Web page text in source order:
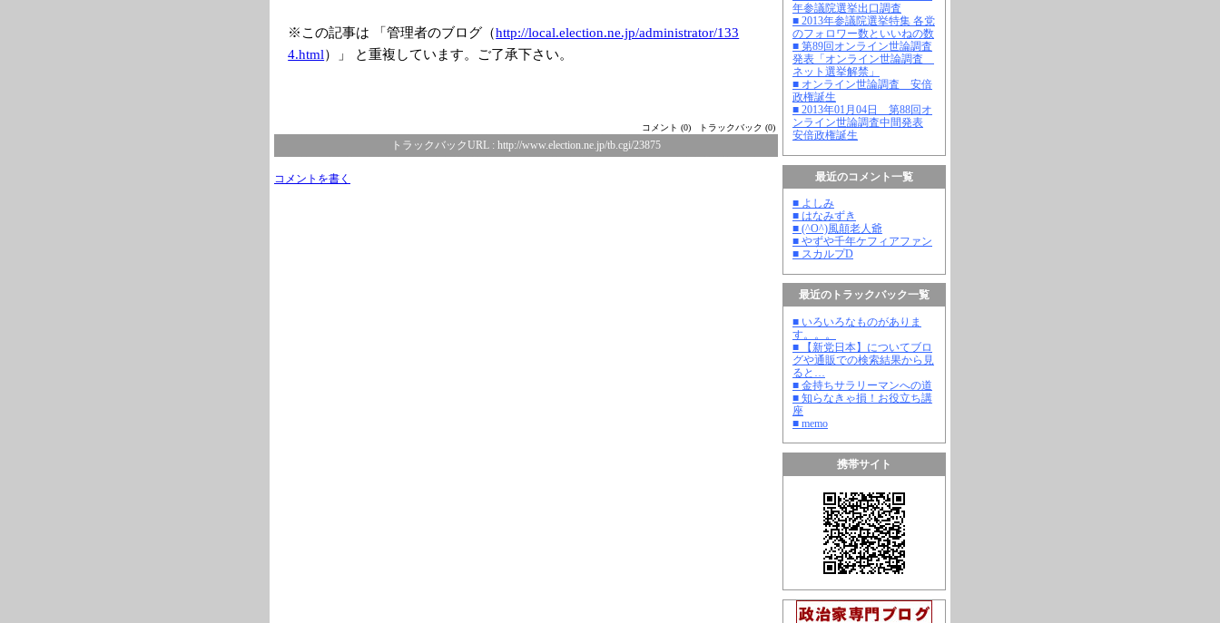
年参議院選挙出口調査
■ 2013年参議院選挙特集 各党
のフォロワー数といいねの数
■ 第89回オンライン世論調査
発表「オンライン世論調査
ネット選挙解禁」
■ オンライン世論調査 安倍
政権誕生
■ 2013年01月04日 第88回オ
ンライン世論調査中間発表
安倍政権誕生
最近のコメント一覧
■ よしみ
■ はなみずき
■ (^O^)風顛老人爺
■ やずや千年ケフィアファン
■ スカルプD
最近のトラックバック一覧
■ いろいろなものがありま
す。。。
■ 【新党日本】についてブロ
グや通販での検索結果から見
ると…
■ 金持ちサラリーマンへの道
■ 知らなきゃ損！お役立ち講
座
■ memo
携帯サイト
※この記事は 「管理者のブログ（http://local.election.ne.jp/administrator/133
4.html）」 と重複しています。ご了承下さい。
コメント (0) トラックバック (0)
トラックバックURL : http://www.election.ne.jp/tb.cgi/23875
コメントを書く